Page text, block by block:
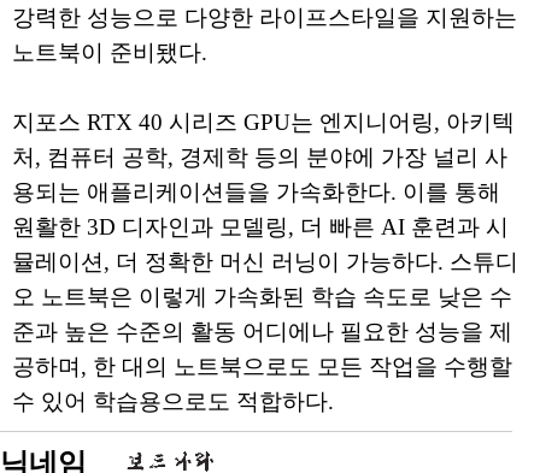
강력한 성능으로 다양한 라이프스타일을 지원하는
노트북이 준비됐다.
지포스 RTX 40 시리즈 GPU는 엔지니어링, 아키텍
처, 컴퓨터 공학, 경제학 등의 분야에 가장 널리 사
용되는 애플리케이션들을 가속화한다. 이를 통해
원활한 3D 디자인과 모델링, 더 빠른 AI 훈련과 시
뮬레이션, 더 정확한 머신 러닝이 가능하다. 스튜디
오 노트북은 이렇게 가속화된 학습 속도로 낮은 수
준과 높은 수준의 활동 어디에나 필요한 성능을 제
공하며, 한 대의 노트북으로도 모든 작업을 수행할
수 있어 학습용으로도 적합하다.
닉네임